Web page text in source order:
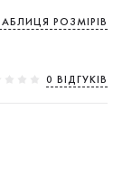
РОЗМІРІВ
0 ВIДГУКIВ